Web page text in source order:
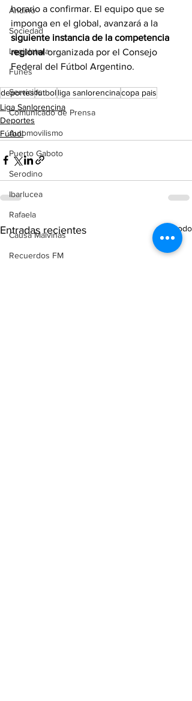
Andino
Sociedad
Legislatura
Funes
Servicios
Comunicado de Prensa
Automovilismo
Puerto Gaboto
Serodino
Ibarlucea
Rafaela
Causa Malvinas
Recuerdos FM
horario a confirmar. El equipo que se
imponga en el global, avanzará a la
siguiente instancia de la competencia
regional organizada por el Consejo
Federal del Fútbol Argentino.
deportesfutbolliga sanlorencinacopa pais
Liga Sanlorencina
Deportes
Fútbol
Entradas recientes Ver todo